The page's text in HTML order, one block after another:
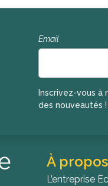
Email
Inscrivez-vous
des nouveautés !
À
L’entreprise